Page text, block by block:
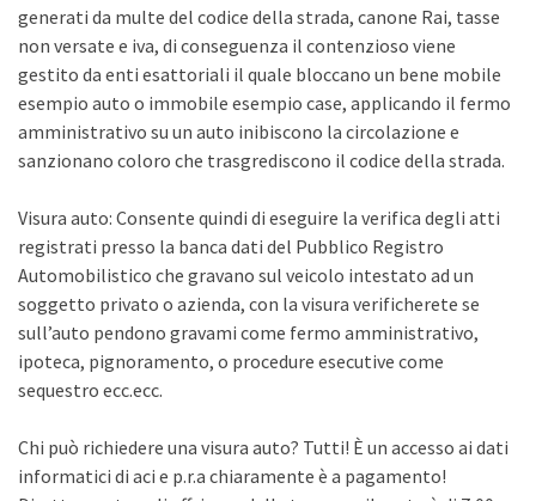
generati da multe del codice della strada, canone Rai, tasse
non versate e iva, di conseguenza il contenzioso viene
gestito da enti esattoriali il quale bloccano un bene mobile
esempio auto o immobile esempio case, applicando il fermo
amministrativo su un auto inibiscono la circolazione e
sanzionano coloro che trasgrediscono il codice della strada.
Visura auto: Consente quindi di eseguire la verifica degli atti
registrati presso la banca dati del Pubblico Registro
Automobilistico che gravano sul veicolo intestato ad un
soggetto privato o azienda, con la visura verificherete se
sull’auto pendono gravami come fermo amministrativo,
ipoteca, pignoramento, o procedure esecutive come
sequestro ecc.ecc.
Chi può richiedere una visura auto? Tutti! È un accesso ai dati
informatici di aci e p.r.a chiaramente è a pagamento!